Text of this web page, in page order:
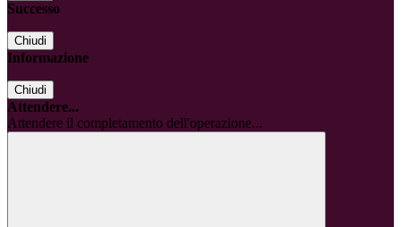
Successo
Chiudi
Informazione
Chiudi
Attendere...
Attendere il completamento dell'operazione...